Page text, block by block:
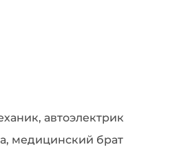
автоэлектрик
медицинский брат